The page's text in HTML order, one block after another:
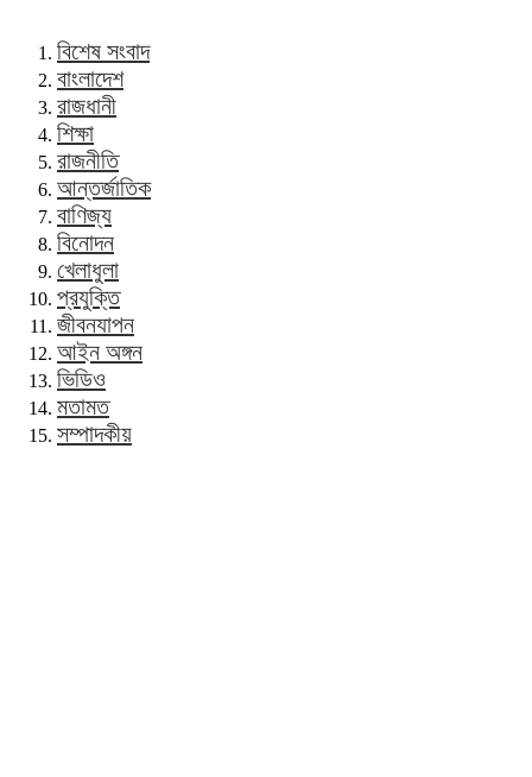
বিশেষ সংবাদ
বাংলাদেশ
রাজধানী
শিক্ষা
রাজনীতি
আন্তর্জাতিক
বাণিজ্য
বিনোদন
খেলাধুলা
প্রযুক্তি
জীবনযাপন
আইন অঙ্গন
ভিডিও
মতামত
সম্পাদকীয়